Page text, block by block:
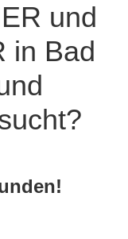
und
in Bad